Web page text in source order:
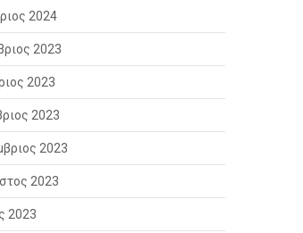
2024
2023
2023
2023
2023
2023
2023